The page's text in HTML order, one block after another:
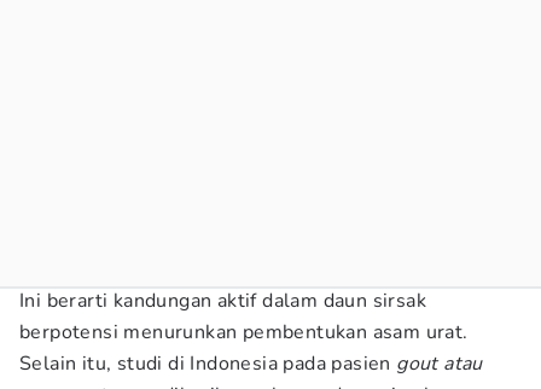
Ini berarti kandungan aktif dalam daun sirsak
berpotensi menurunkan pembentukan asam urat.
Selain itu, studi di Indonesia pada pasien gout atau